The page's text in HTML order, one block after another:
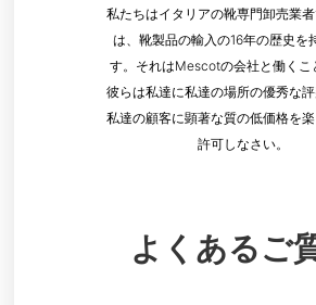
私たちはイタリアの靴専門卸売業
は、靴製品の輸入の16年の歴史を
す。それはMescotの会社と働くこ
彼らは私達に私達の場所の優秀な評
私達の顧客に顕著な質の低価格を
許可しなさい。
よくあるご